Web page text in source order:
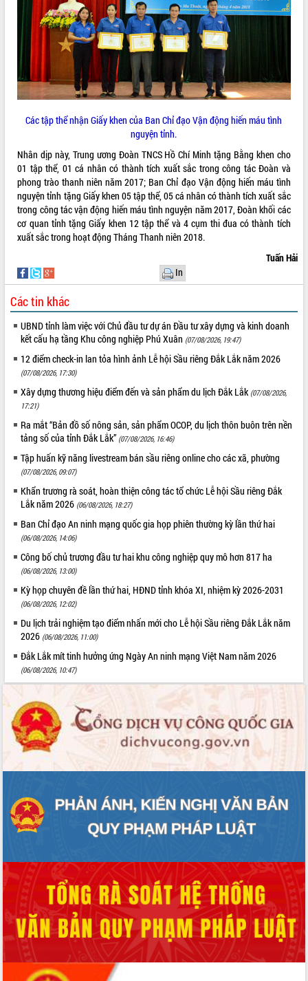
Các tập thể nhận Giấy khen của Ban Chỉ đạo Vận động hiến máu tình
nguyện tỉnh.
Nhân dịp này, Trung ương Đoàn TNCS Hồ Chí Minh tặng Bằng khen cho
01 tập thể, 01 cá nhân có thành tích xuất sắc trong công tác Đoàn và
phong trào thanh niên năm 2017; Ban Chỉ đạo Vận động hiến máu tình
nguyện tỉnh tặng Giấy khen 05 tập thể, 05 cá nhân có thành tích xuất sắc
trong công tác vận động hiến máu tình nguyện năm 2017, Đoàn khối các
cơ quan tỉnh tặng Giấy khen 12 tập thể và 4 cụm thi đua có thành tích
xuất sắc trong hoạt động Tháng Thanh niên 2018.
Tuấn Hải
In
Các tin khác
UBND tỉnh làm việc với Chủ đầu tư dự án Đầu tư xây dựng và kinh doanh
kết cấu hạ tầng Khu công nghiệp Phú Xuân (07/08/2026, 19:47)
12 điểm check-in lan tỏa hình ảnh Lễ hội Sầu riêng Đắk Lắk năm 2026
(07/08/2026, 17:30)
Xây dựng thương hiệu điểm đến và sản phẩm du lịch Đắk Lắk (07/08/2026,
17:21)
Ra mắt “Bản đồ số nông sản, sản phẩm OCOP, du lịch thôn buôn trên nền
tảng số của tỉnh Đắk Lắk” (07/08/2026, 16:46)
Tập huấn kỹ năng livestream bán sầu riêng online cho các xã, phường
(07/08/2026, 09:07)
Khẩn trương rà soát, hoàn thiện công tác tổ chức Lễ hội Sầu riêng Đắk
Lắk năm 2026 (06/08/2026, 18:27)
Ban Chỉ đạo An ninh mạng quốc gia họp phiên thường kỳ lần thứ hai
(06/08/2026, 14:06)
Công bố chủ trương đầu tư hai khu công nghiệp quy mô hơn 817 ha
(06/08/2026, 13:00)
Kỳ họp chuyên đề lần thứ hai, HĐND tỉnh khóa XI, nhiệm kỳ 2026-2031
(06/08/2026, 12:02)
Du lịch trải nghiệm tạo điểm nhấn mới cho Lễ hội Sầu riêng Đắk Lắk năm
2026 (06/08/2026, 11:00)
Đắk Lắk mít tinh hưởng ứng Ngày An ninh mạng Việt Nam năm 2026
(06/08/2026, 10:47)